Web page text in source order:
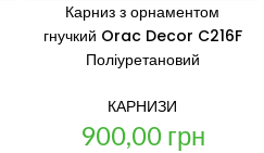
Карниз з орнаментом
гнучкий Orac Decor C216F
Поліуретановий
КАРНИЗИ
900,00 грн